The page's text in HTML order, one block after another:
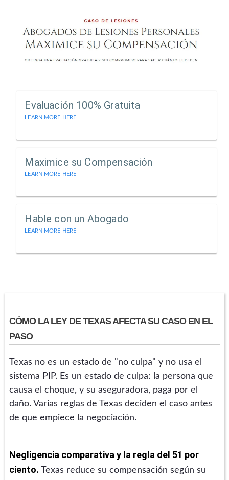
Evaluación 100% Gratuita
LEARN MORE HERE
Maximice su Compensación
LEARN MORE HERE
Hable con un Abogado
LEARN MORE HERE
CÓMO LA LEY DE TEXAS AFECTA SU CASO EN EL
PASO
Texas no es un estado de "no culpa" y no usa el
sistema PIP. Es un estado de culpa: la persona que
causa el choque, y su aseguradora, paga por el
daño. Varias reglas de Texas deciden el caso antes
de que empiece la negociación.
Negligencia comparativa y la regla del 51 por
ciento. Texas reduce su compensación según su